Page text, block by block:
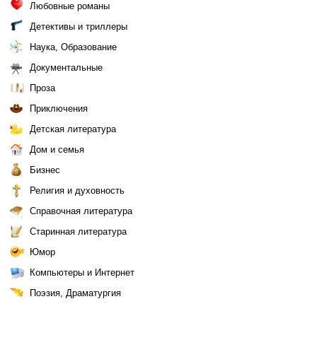
Любовные романы
Детективы и триллеры
Наука, Образование
Документальные
Проза
Приключения
Детская литература
Дом и семья
Бизнес
Религия и духовность
Справочная литература
Старинная литература
Юмор
Компьютеры и Интернет
Поэзия, Драматургия